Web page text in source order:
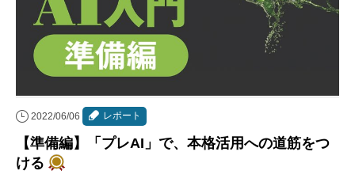
2022/06/06 レポート
【準備編】「プレAI」で、本格活用への道筋をつ
ける